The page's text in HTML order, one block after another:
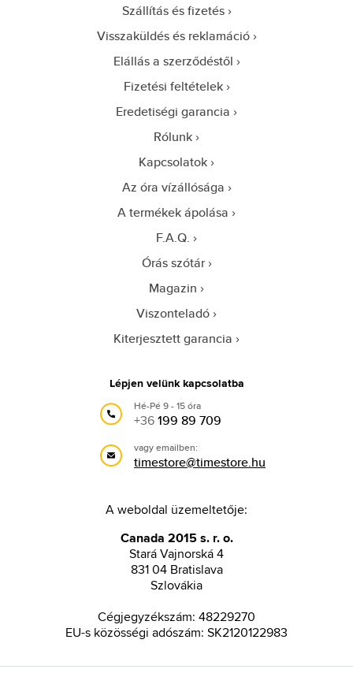
Szállítás és fizetés
Visszaküldés és reklamáció
Elállás a szerződéstől
Fizetési feltételek
Eredetiségi garancia
Rólunk
Kapcsolatok
Az óra vízállósága
A termékek ápolása
F.A.Q.
Órás szótár
Magazin
Viszonteladó
Kiterjesztett garancia
Lépjen velünk kapcsolatba
Hé-Pé 9 - 15 óra
+36199 89 709
vagy emailben:
timestore@timestore.hu
A weboldal üzemeltetője:
Canada 2015 s. r. o.
Stará Vajnorská 4
831 04 Bratislava
Szlovákia
Cégjegyzékszám: 48229270
EU-s közösségi adószám: SK2120122983